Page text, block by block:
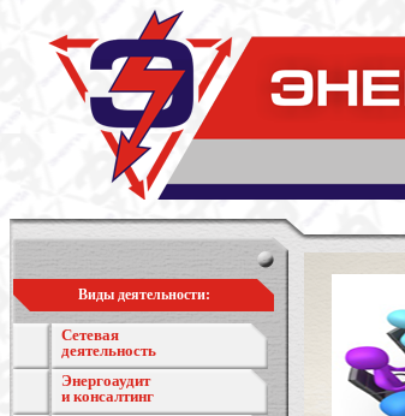
Виды деятельности:
Сетевая
деятельность
Энергоаудит
и консалтинг